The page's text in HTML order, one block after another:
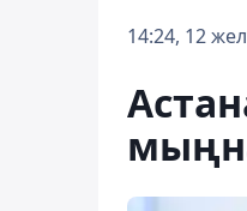
14:24, 12